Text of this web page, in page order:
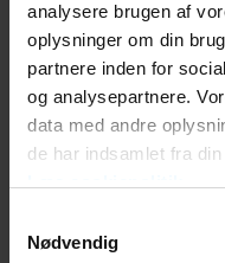
analysere brugen af
oplysninger om din
partnere inden for
og analysepartnere.
data med andre
de har indsamlet fra
Nødvendig
Application error: a